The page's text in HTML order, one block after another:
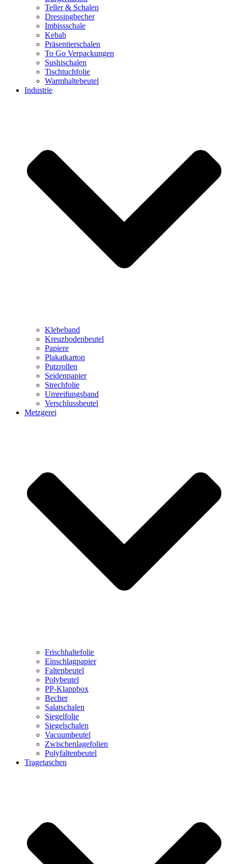
Teller & Schalen
Dressingbecher
Imbissschale
Kebab
Präsentierschalen
To Go Verpackungen
Sushischalen
Tischtuchfolie
Warmhaltebeutel
Industrie
Klebeband
Kreuzbodenbeutel
Papiere
Plakatkarton
Putzrollen
Seidenpapier
Strechfolie
Umreifungsband
Verschlussbeutel
Metzgerei
Frischhaltefolie
Einschlagpapier
Faltenbeutel
Polybeutel
PP-Klappbox
Becher
Salatschalen
Siegelfolie
Siegelschalen
Vacuumbeutel
Zwischenlagefolien
Polyfaltenbeutel
Tragetaschen